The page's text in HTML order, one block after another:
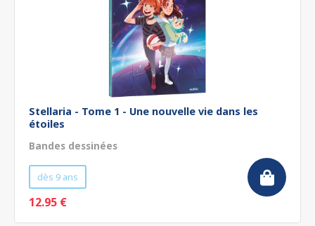
Stellaria - Tome 1 - Une nouvelle vie dans les
étoiles
Bandes dessinées
dès 9 ans
12.95 €